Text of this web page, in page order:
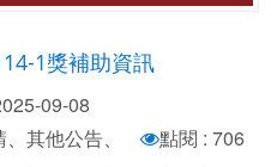
1獎補助資訊
09-08
其他公告、
點閱 : 706